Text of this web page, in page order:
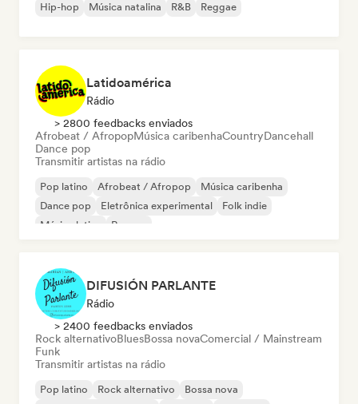
Hip-hop
Música natalina R&B Reggae
Latidoamérica
Rádio
> 2800 feedbacks enviados
Afrobeat / AfropopMúsica caribenhaCountryDancehall
Dance pop
Transmitir artistas na rádio
Pop latino Afrobeat / Afropop
Música caribenha
Dance pop
Eletrônica experimental
Folk indie
Música latina
Reggae
DIFUSIÓN PARLANTE
Rádio
> 2400 feedbacks enviados
Rock alternativoBluesBossa novaComercial / Mainstream
Funk
Transmitir artistas na rádio
Pop latino Rock alternativo
Bossa nova